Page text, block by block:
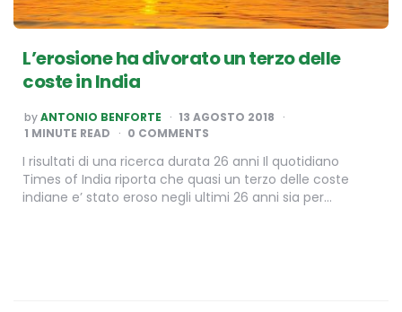
L’erosione ha divorato un terzo delle
coste in India
POSTED
BY
byANTONIO BENFORTE
13 AGOSTO 2018
1 MINUTE READ 0 COMMENTS
I risultati di una ricerca durata 26 anni Il quotidiano
Times of India riporta che quasi un terzo delle coste
indiane e’ stato eroso negli ultimi 26 anni sia per…